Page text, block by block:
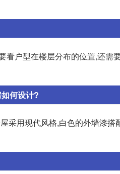
看户型在楼层分布的位置,还
何设计?
采用现代风格,白色的外墙漆